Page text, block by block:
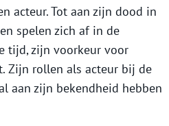
acteur. Tot aan zijn dood in
spelen zich af in de
tijd, zijn voorkeur voor
Zijn rollen als acteur bij de
aan zijn bekendheid hebben